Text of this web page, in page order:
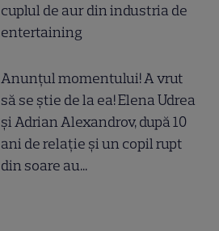
cuplul de aur din industria de
entertaining
Anunțul momentului! A vrut
să se știe de la ea! Elena Udrea
și Adrian Alexandrov, după 10
ani de relație și un copil rupt
din soare au...